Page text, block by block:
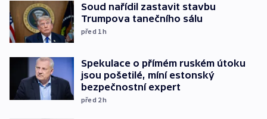
Soud nařídil zastavit stavbu
Trumpova tanečního sálu
před 1h
Spekulace o přímém ruském útoku
jsou pošetilé, míní estonský
bezpečnostní expert
před 2h